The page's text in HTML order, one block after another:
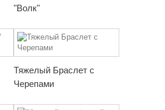
"Волк"
Тяжелый Браслет с
Черепами